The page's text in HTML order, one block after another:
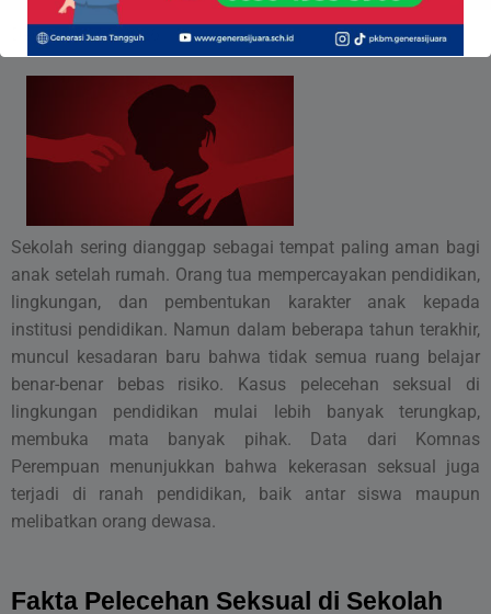
Depok,08 Mei 2026
Sekolah sering dianggap sebagai tempat paling aman bagi
anak setelah rumah. Orang tua mempercayakan pendidikan,
lingkungan, dan pembentukan karakter anak kepada
institusi pendidikan. Namun dalam beberapa tahun terakhir,
muncul kesadaran baru bahwa tidak semua ruang belajar
benar-benar bebas risiko. Kasus pelecehan seksual di
lingkungan pendidikan mulai lebih banyak terungkap,
membuka mata banyak pihak. Data dari Komnas
Perempuan menunjukkan bahwa kekerasan seksual juga
terjadi di ranah pendidikan, baik antar siswa maupun
melibatkan orang dewasa.
Fakta Pelecehan Seksual di Sekolah